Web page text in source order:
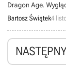
Dragon Age.
tego dnia
odsłony.
Bartosz Świątek4